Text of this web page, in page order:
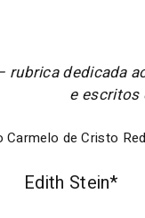
– rubrica dedicada
e escritos
Carmelo de Cristo
Edith Stein*